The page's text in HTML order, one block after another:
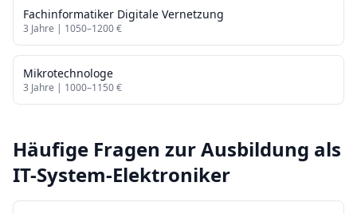
Fachinformatiker Digitale Vernetzung
3 Jahre | 1050–1200€
Mikrotechnologe
3 Jahre | 1000–1150€
Häufige Fragen zur Ausbildung als
IT-System-Elektroniker